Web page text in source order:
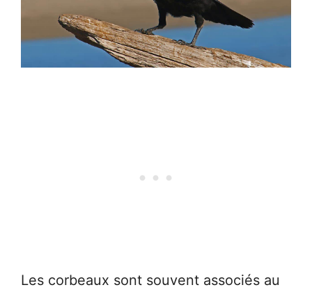
Les corbeaux sont souvent associés au